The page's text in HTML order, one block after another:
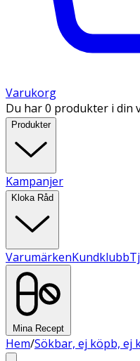
Varukorg
Du har 0 produkter i din
Produkter
Kampanjer
Kloka Råd
VarumärkenKundklubb
Mina Recept
Hem/Sökbar, ej köpb, ej